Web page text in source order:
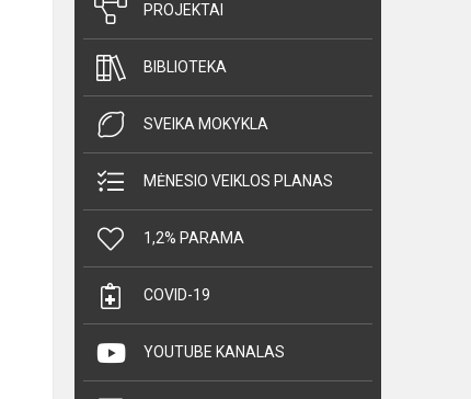
PROJEKTAI
BIBLIOTEKA
SVEIKA MOKYKLA
MĖNESIO VEIKLOS PLANAS
1,2% PARAMA
COVID-19
YOUTUBE KANALAS